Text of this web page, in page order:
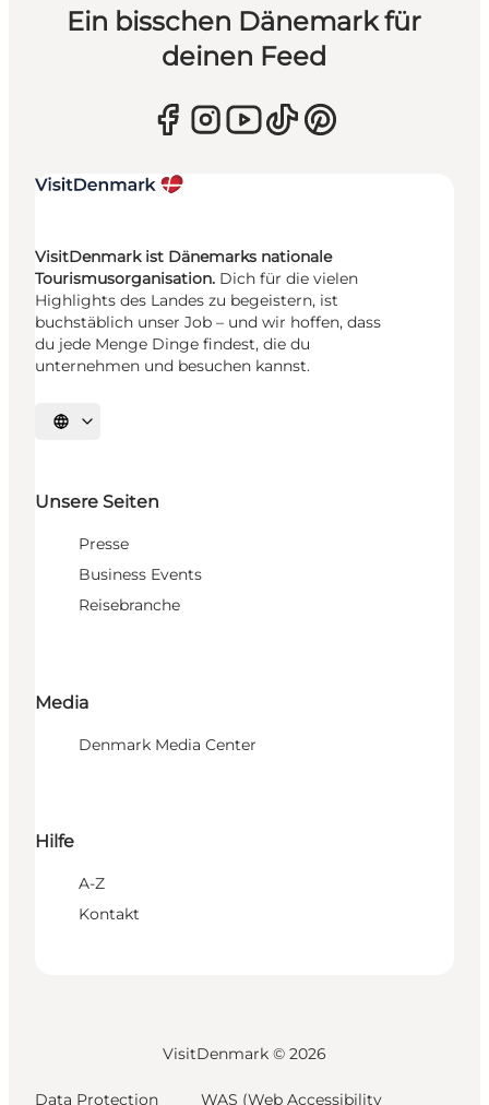
Ein bisschen Dänemark für
deinen Feed
VisitDenmark ist Dänemarks nationale
Tourismusorganisation. Dich für die vielen
Highlights des Landes zu begeistern, ist
buchstäblich unser Job – und wir hoffen, dass
du jede Menge Dinge findest, die du
unternehmen und besuchen kannst.
Sprache auswählen
Unsere Seiten
Presse
Business Events
Reisebranche
Media
Denmark Media Center
Hilfe
A-Z
Kontakt
VisitDenmark © 2026
Data Protection WAS (Web Accessibility